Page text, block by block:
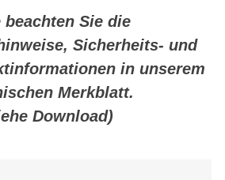
beachten Sie die
Sicherheits- und
in unserem
Merkblatt.
Download)